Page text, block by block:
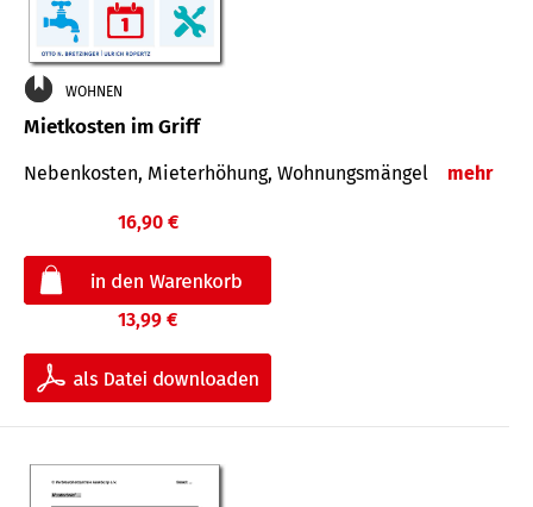
WOHNEN
Mietkosten im Griff
Nebenkosten, Mieterhöhung, Wohnungsmängel mehr
16,90 €
13,99 €